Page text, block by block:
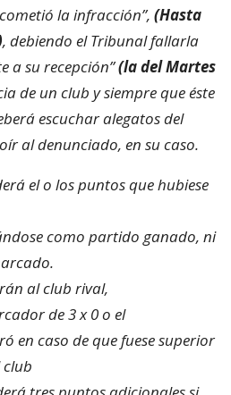
la infracción”, (Hasta
, debiendo el Tribunal fallarla
a su recepción”(la del Martes
de un club y siempre que éste
escuchar alegatos del
al denunciado, en su caso.
el o los puntos que hubiese
como partido ganado, ni
al club rival,
de 3 x 0 o el
en caso de que fuese superior